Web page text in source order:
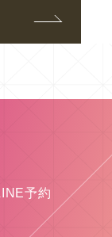
予約